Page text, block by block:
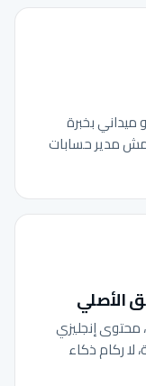
بخبرة
مش مدير حسابات
الأصلي
إنجليزي
لا ركام ذكاء